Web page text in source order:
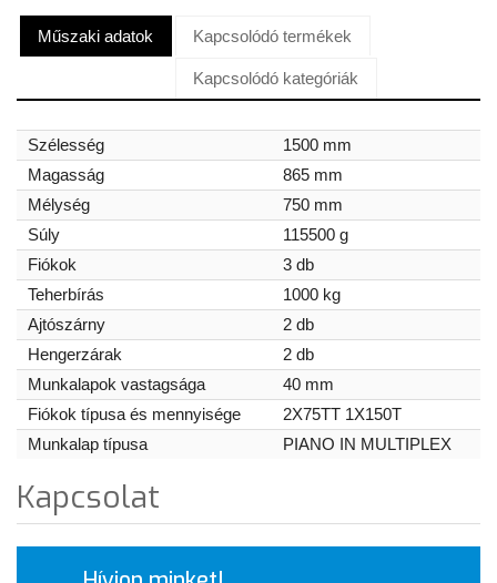
Műszaki adatok Kapcsolódó termékek
Kapcsolódó kategóriák
Szélesség
1500 mm
Magasság
865 mm
Mélység
750 mm
Súly
115500 g
Fiókok
3 db
Teherbírás
1000 kg
Ajtószárny
2 db
Hengerzárak
2 db
Munkalapok vastagsága
40 mm
Fiókok típusa és mennyisége
2X75TT 1X150T
Munkalap típusa
PIANO IN MULTIPLEX
Kapcsolat